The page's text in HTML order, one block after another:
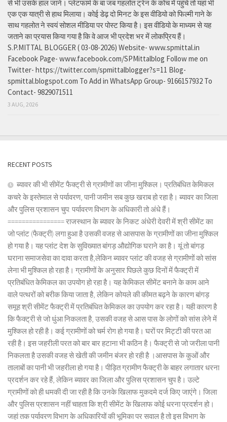
से भी उसके हाल जाने। प्लेटफार्म के बा जब गहलोत ट्रेन के कोच में पहुंचे तो यहां भी
एक एक यात्री से हाथ मिलाया। कोई डेढ़ दो मिनट के इस वीडियो को फिल्मी गाने के
साथ गहलोत ने स्वयं सोशल मीडिया पर पोस्ट किया है। इस वीडियो के माध्यम से यह
जताने का प्रयास किया गया है कि वे आज भी प्रदेश भर में लोकप्रिय हैं।
S.P.MITTAL BLOGGER ( 03-08-2026) Website- www.spmittal.in
Facebook Page- www.facebook.com/SPMittalblog Follow me on
Twitter- https://twitter.com/spmittalblogger?s=11 Blog-
spmittal.blogspot.com To Add in WhatsApp Group- 9166157932 To
Contact- 9829071511
3 AUG, 2026
RECENT POSTS
ब्यावर की भी सीमेंट फैक्ट्री से ग्रामीणों का जीना मुश्किल। प्रतिबंधित केमिकल
कचरे के इस्तेमाल से पर्यावरण, पानी जमीन सब कुछ खराब हो रहा है। ब्यावर का जिला
और पुलिस प्रशासन चुप: पर्यावरण विभाग के अधिकारी तो अंधे हैं।
================ राजस्थान के ब्यावर के निकट अंधेरी देवरी में श्री सीमेंट का
जो प्लांट (फैक्ट्री) लगा हुआ है उसकी वजह से आसपास के ग्रामीणों का जीना मुश्किल
हो गया है। यह प्लांट देश के सुविख्यात बांगड़ औद्योगिक घराने का है। यूं तो बांगड़
घराना समाजसेवा का दावा करता है,लेकिन ब्यावर प्लांट की वजह से ग्रामीणों को सांस
लेना भी मुश्किल हो रहा है। ग्रामीणों के अनुसार पिछले कुछ दिनों में फैक्ट्री में
प्रतिबंधित केमिकल का उपयोग हो रहा है। यह केमिकल सीमेंट बनाने के काम आने
वाले पत्थरों को बरीक किया जाता है, लेकिन कोयले की कीमत बढ़ने के कारण बांगड़
समूह श्री सीमेंट फैक्ट्री में प्रतिबंधित केमिकल का उपयोग कर रहा है। यही कारण है
कि फैक्ट्री से जो धुंआ निकलता है, उसकी वजह से आस पास के लोगों को सांस लेने में
मुश्किल हो रही है। कई ग्रामीणों को चर्म रोग हो गया है। घरों पर मिट्टी की परत आ
रही है। इस जहरीली परत को बार बार हटाना भी कठिन है। फैक्ट्री से जो जरीला पानी
निकलता है उसकी वजह से खेती की जमीन बंजर हो रही है ।आसपास के कुओं और
तालाबों का पानी भी जहरीला हो गया है। पीड़ित ग्रामीण फैक्ट्री के बाहर लगातार धरना
प्रदर्शन कर रहे हैं, लेकिन ब्यावर का जिला और पुलिस प्रशासन चुप है। उल्टे
ग्रामीणों को ही धमकी दी जा रही है कि उनके खिलाफ मुकदमे दर्ज किए जाएंगे। जिला
और पुलिस प्रशासन नहीं चाहता कि श्री सीमेंट के खिलाफ कोई धरना प्रदर्शन हो।
जहां तक पर्यावरण विभाग के अधिकारियों की भूमिका पर सवाल है तो इस विभाग के